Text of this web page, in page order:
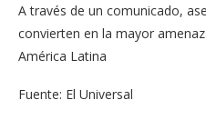
A través de un comunicado,
convierten en la mayor
América Latina
Fuente: El Universal